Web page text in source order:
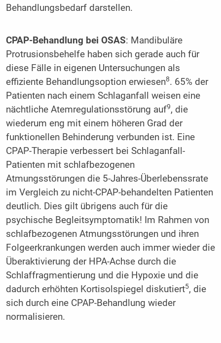
Behandlungsbedarf darstellen.
CPAP-Behandlung bei OSAS: Mandibuläre
Protrusionsbehelfe haben sich gerade auch für
diese Fälle in eigenen Untersuchungen als
effiziente Behandlungsoption erwiesen8. 65% der
Patienten nach einem Schlaganfall weisen eine
nächtliche Atemregulationsstörung auf9, die
wiederum eng mit einem höheren Grad der
funktionellen Behinderung verbunden ist. Eine
CPAP-Therapie verbessert bei Schlaganfall-
Patienten mit schlafbezogenen
Atmungsstörungen die 5-Jahres-Überlebenssrate
im Vergleich zu nicht-CPAP-behandelten Patienten
deutlich. Dies gilt übrigens auch für die
psychische Begleitsymptomatik! Im Rahmen von
schlafbezogenen Atmungsstörungen und ihren
Folgeerkrankungen werden auch immer wieder die
Überaktivierung der HPA-Achse durch die
Schlaffragmentierung und die Hypoxie und die
dadurch erhöhten Kortisolspiegel diskutiert5, die
sich durch eine CPAP-Behandlung wieder
normalisieren.